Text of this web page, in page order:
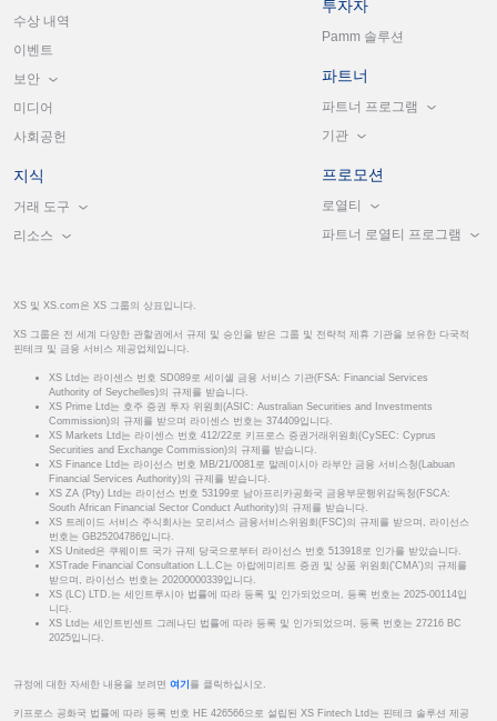
수상 내역
이벤트
보안
미디어
사회공헌
지식
거래 도구
리소스
투자자
Pamm 솔루션
파트너
파트너 프로그램
기관
프로모션
로열티
파트너 로열티 프로그램
XS 및 XS.com은 XS 그룹의 상표입니다.
XS 그룹은 전 세계 다양한 관할권에서 규제 및 승인을 받은 그룹 및 전략적 제휴 기관을 보유한 다국적
핀테크 및 금융 서비스 제공업체입니다.
XS Ltd는 라이센스 번호 SD089로 세이셸 금융 서비스 기관(FSA: Financial Services
Authority of Seychelles)의 규제를 받습니다.
XS Prime Ltd는 호주 증권 투자 위원회(ASIC: Australian Securities and Investments
Commission)의 규제를 받으며 라이센스 번호는 374409입니다.
XS Markets Ltd는 라이센스 번호 412/22로 키프로스 증권거래위원회(CySEC: Cyprus
Securities and Exchange Commission)의 규제를 받습니다.
XS Finance Ltd는 라이선스 번호 MB/21/0081로 말레이시아 라부안 금융 서비스청(Labuan
Financial Services Authority)의 규제를 받습니다.
XS ZA (Pty) Ltd는 라이선스 번호 53199로 남아프리카공화국 금융부문행위감독청(FSCA:
South African Financial Sector Conduct Authority)의 규제를 받습니다.
XS 트레이드 서비스 주식회사는 모리셔스 금융서비스위원회(FSC)의 규제를 받으며, 라이선스
번호는 GB25204786입니다.
XS United은 쿠웨이트 국가 규제 당국으로부터 라이선스 번호 513918로 인가를 받았습니다.
XSTrade Financial Consultation L.L.C는 아랍에미리트 증권 및 상품 위원회('CMA')의 규제를
받으며, 라이선스 번호는 20200000339입니다.
XS (LC) LTD.는 세인트루시아 법률에 따라 등록 및 인가되었으며, 등록 번호는 2025-00114입
니다.
XS Ltd는 세인트빈센트 그레나딘 법률에 따라 등록 및 인가되었으며, 등록 번호는 27216 BC
2025입니다.
규정에 대한 자세한 내용을 보려면 여기 를 클릭하십시오.
키프로스 공화국 법률에 따라 등록 번호 HE 426566으로 설립된 XS Fintech Ltd는 핀테크 솔루션 제공